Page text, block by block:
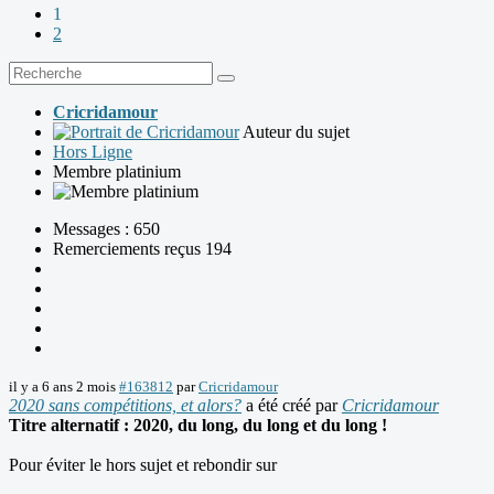
1
2
Cricridamour
Auteur du sujet
Hors Ligne
Membre platinium
Messages : 650
Remerciements reçus 194
il y a 6 ans 2 mois #163812 parCricridamour
2020 sans compétitions, et alors? a été créé par Cricridamour
Titre alternatif : 2020, du long, du long et du long !
Pour éviter le hors sujet et rebondir sur